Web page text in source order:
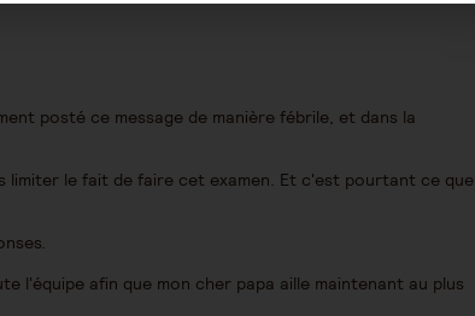
posté ce message de manière fébrile, et dans la
le fait de faire cet examen. Et c'est pourtant ce que
l'équipe afin que mon cher papa aille maintenant au plus